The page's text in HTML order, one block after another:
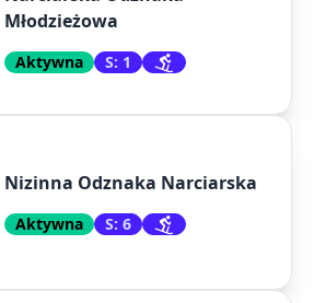
Młodzieżowa
Aktywna S: 1
Nizinna Odznaka Narciarska
Aktywna S: 6